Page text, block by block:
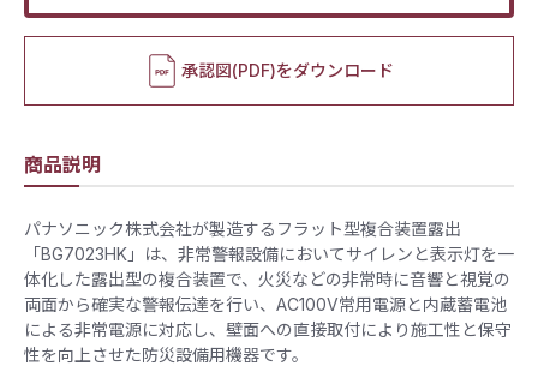
承認図(PDF)をダウンロード
商品説明
パナソニック株式会社が製造するフラット型複合装置露出
「BG7023HK」は、非常警報設備においてサイレンと表示灯を一
体化した露出型の複合装置で、火災などの非常時に音響と視覚の
両面から確実な警報伝達を行い、AC100V常用電源と内蔵蓄電池
による非常電源に対応し、壁面への直接取付により施工性と保守
性を向上させた防災設備用機器です。